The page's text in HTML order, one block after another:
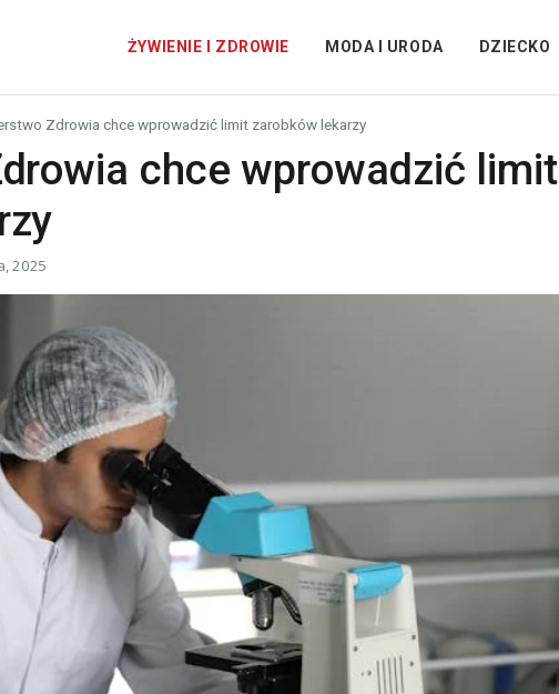
ŻYWIENIE I ZDROWIE MODA I URODA DZIECKO
Zdrowia chce wprowadzić limit zarobków lekarzy
chce wprowadzić limit
2025